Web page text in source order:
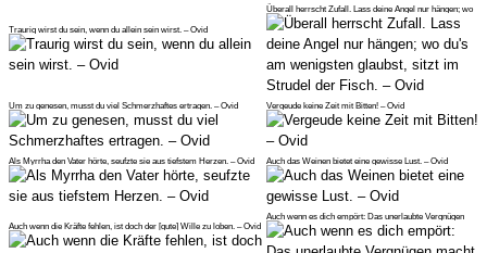
Traurig wirst du sein, wenn du allein sein wirst. – Ovid
Überall herrscht Zufall. Lass deine Angel nur hängen; wo
du's am wenigst
Um zu genesen, musst du viel Schmerzhaftes ertragen. – Ovid Vergeude keine Zeit mit Bitten! – Ovid
Als Myrrha den Vater hörte, seufzte sie aus tiefstem Herzen. – Ovid Auch das Weinen bietet eine gewisse Lust. – Ovid
Auch wenn die Kräfte fehlen, ist doch der [gute] Wille zu loben. – Ovid
Auch wenn es dich empört: Das unerlaubte Vergnügen
macht Spaß. – Ovid